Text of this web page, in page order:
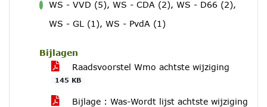
WS - VVD (5), WS - CDA (2), WS - D66 (2),
WS - GL (1), WS - PvdA (1)
Bijlagen
Raadsvoorstel Wmo achtste wijziging
145 KB
Bijlage : Was-Wordt lijst achtste wijziging